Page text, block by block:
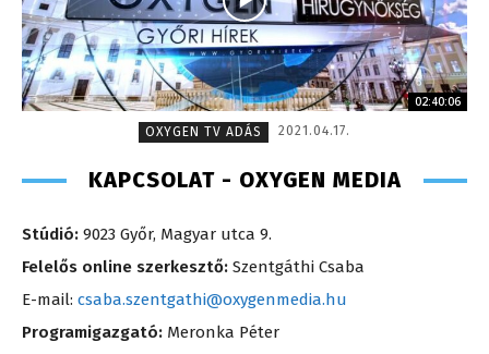
02:40:06
OXYGEN TV ADÁS
2021.04.17.
KAPCSOLAT - OXYGEN MEDIA
Stúdió: 9023 Győr, Magyar utca 9.
Felelős online szerkesztő: Szentgáthi Csaba
E-mail: csaba.szentgathi@oxygenmedia.hu
Programigazgató: Meronka Péter